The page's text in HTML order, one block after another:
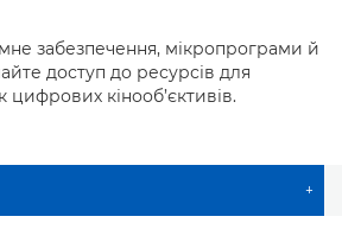
забезпечення, мікропрограми й
доступ до ресурсів для
кінооб’єктивів.
+